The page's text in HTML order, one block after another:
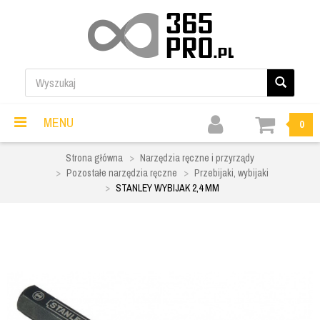
MENU 0
Strona główna
Narzędzia ręczne i przyrządy
Pozostałe narzędzia ręczne
Przebijaki, wybijaki
STANLEY WYBIJAK 2,4 MM